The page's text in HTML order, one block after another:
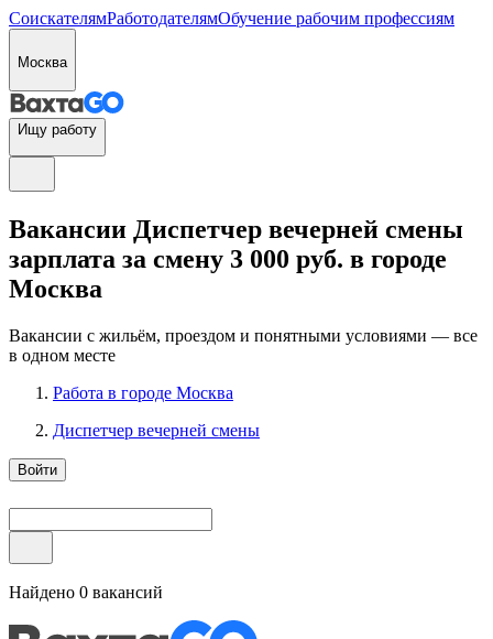
СоискателямРаботодателямОбучение рабочим профессиям
Москва
Ищу работу
Вакансии Диспетчер вечерней смены
зарплата за смену 3 000 руб. в городе
Москва
Вакансии с жильём, проездом и понятными условиями — все
в одном месте
Работа в городе Москва
Диспетчер вечерней смены
Войти
Найдено 0 вакансий